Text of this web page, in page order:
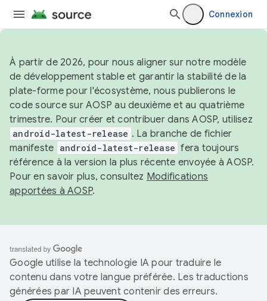
Connexion
À partir de 2026, pour nous aligner sur notre modèle
de développement stable et garantir la stabilité de la
plate-forme pour l'écosystème, nous publierons le
code source sur AOSP au deuxième et au quatrième
trimestre. Pour créer et contribuer dans AOSP, utilisez
android-latest-release . La branche de fichier
manifeste android-latest-release fera toujours
référence à la version la plus récente envoyée à AOSP.
Pour en savoir plus, consultez Modifications
apportées à AOSP.
Google utilise la technologie IA pour traduire le
contenu dans votre langue préférée. Les traductions
générées par IA peuvent contenir des erreurs.